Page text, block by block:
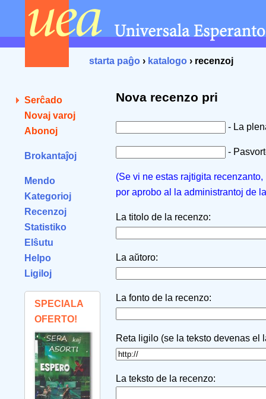
starta paĝo › katalogo › recenzoj
Serĉado
Novaj varoj
Abonoj
Brokantaĵoj
Mendo
Kategorioj
Recenzoj
Statistiko
Elŝutu
Helpo
Ligiloj
SPECIALA
OFERTO!
Nova recenzo pri
- La
-
(Se vi ne estas rajtigita
por aprobo al la administrantoj de
La titolo de la recenzo:
La aŭtoro:
La fonto de la recenzo:
Reta ligilo (se la teksto devenas el
La teksto de la recenzo: